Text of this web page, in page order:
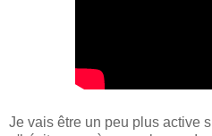
Je vais être un peu plus active